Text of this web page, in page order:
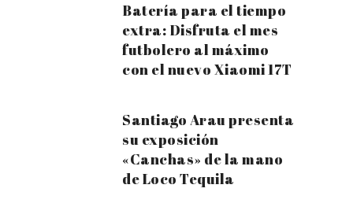
Batería para el tiempo
extra: Disfruta el mes
futbolero al máximo
con el nuevo Xiaomi 17T
Santiago Arau presenta
su exposición
«Canchas» de la mano
de Loco Tequila